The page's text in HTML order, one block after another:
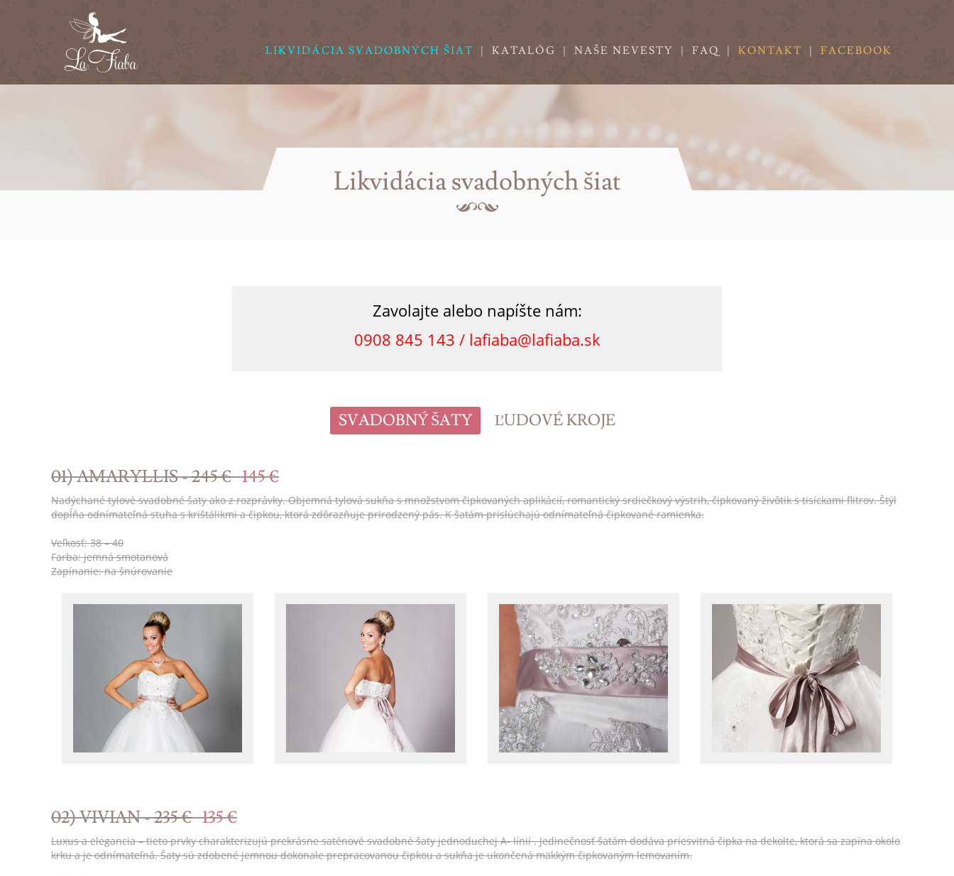
LIKVIDÁCIA SVADOBNÝCH ŠIAT | KATALÓG | NAŠE NEVESTY | FAQ | KONTAKT | FACEBOOK
Likvidácia svadobných šiat
Zavolajte alebo napíšte nám:
0908 845 143 / lafiaba@lafiaba.sk
SVADOBNÝ ŠATY ĽUDOVÉ KROJE
01) AMARYLLIS -245 € 145 €
Nadýchané tylové svadobné šaty ako z rozprávky. Objemná tylová sukňa s množstvom čipkovaných aplikácií, romantický srdiečkový výstrih, čipkovaný živôtik s tisíckami flitrov. Štýl
dopĺňa odnímateľná stuha s krištálikmi a čipkou, ktorá zdôrazňuje prirodzený pás. K šatám prislúchajú odnímateľná čipkované ramienka.
Veľkosť: 38 – 40
Farba: jemná smotanová
Zapínanie: na šnúrovanie
02) VIVIAN -235 € 135 €
Luxus a elegancia – tieto prvky charakterizujú prekrásne saténové svadobné šaty jednoduchej A- línií . Jedinečnosť šatám dodáva priesvitná čipka na dekolte, ktorá sa zapína okolo
krku a je odnímateľná. Šaty sú zdobené jemnou dokonale prepracovanou čipkou a sukňa je ukončená mäkkým čipkovaným lemovaním.